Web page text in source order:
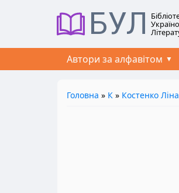
БУЛ
Автори за алфавітом
Головна » К » Костенко Ліна